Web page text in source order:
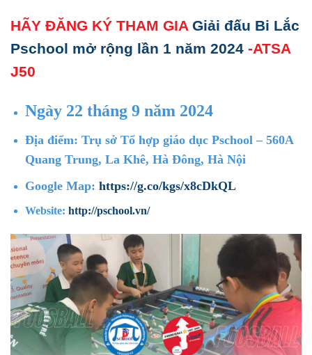
HÃY ĐĂNG KÝ THAM GIA Giải đấu Bi Lắc
Pschool mở rộng lần 1 năm 2024 -ATSA
J50
Ngày 22 tháng 9 năm 2024
Địa điểm: Trụ sở Tổ hợp giáo dục Pschool – 560A
Quang Trung, La Khê, Hà Đông, Hà Nội
Google Map: https://g.co/kgs/x8cDkQL
Website: http://pschool.vn/